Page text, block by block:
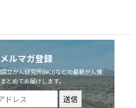
メルマガ登録
立がん研究所(NCI)などの最新がん情
とめてお届けします。